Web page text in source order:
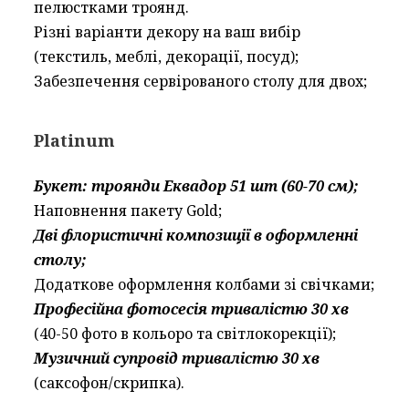
пелюстками троянд.
Різні варіанти декору на ваш вибір
(текстиль, меблі, декорації, посуд);
Забезпечення сервірованого столу для двох;
Platinum
Букет: троянди Еквадор 51 шт (60-70 см);
Наповнення пакету Gold;
Дві флористичні композиції в оформленні
столу;
Додаткове оформлення колбами зі свічками;
Професійна фотосесія тривалістю 30 хв
(40-50 фото в кольоро та світлокорекції);
Музичний супровід тривалістю 30 хв
(саксофон/скрипка).